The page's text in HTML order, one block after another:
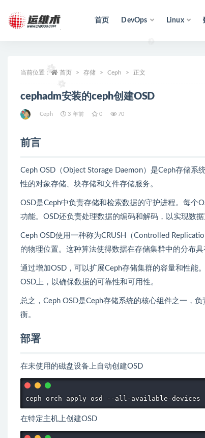
首页 DevOps Linux
当前位置： 首页 存储 Ceph 正文
cephadm安装的ceph创建OSD
Ceph 3 年前 0 70
前言
Ceph OSD（Object Storage Daemon）是Ceph存储
性的对象存储、块存储和文件存储服务。
OSD是Ceph中负责存储和检索数据的守护进程。每个
功能。OSD还负责处理数据的编码和解码，以实现数据
Ceph OSD使用一种称为CRUSH（Controlled
的物理位置。这种算法使得数据在存储集群中的分布
通过增加OSD，可以扩展Ceph存储集群的容量和性能
OSD上，以确保数据的可靠性和可用性。
总之，Ceph OSD是Ceph存储系统的核心组件之一，
衡。
部署
在未使用的磁盘设备上自动创建OSD
ceph orch apply osd --all-available-devices
在特定主机上创建OSD